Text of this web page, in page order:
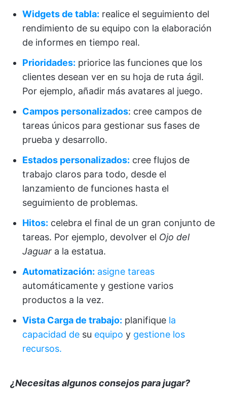
Widgets de tabla: realice el seguimiento del
rendimiento de su equipo con la elaboración
de informes en tiempo real.
Prioridades: priorice las funciones que los
clientes desean ver en su hoja de ruta ágil.
Por ejemplo, añadir más avatares al juego.
Campos personalizados: cree campos de
tareas únicos para gestionar sus fases de
prueba y desarrollo.
Estados personalizados: cree flujos de
trabajo claros para todo, desde el
lanzamiento de funciones hasta el
seguimiento de problemas.
Hitos: celebra el final de un gran conjunto de
tareas. Por ejemplo, devolver el Ojo del
Jaguar a la estatua.
Automatización: asigne tareas
automáticamente y gestione varios
productos a la vez.
Vista Carga de trabajo: planifique la
capacidad de su equipo y gestione los
recursos.
¿Necesitas algunos consejos para jugar?